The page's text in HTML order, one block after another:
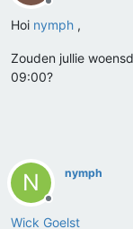
Offline
Hoi nymph ,
Zouden jullie
09:00?
N
Offline
nymph
Wick Goelst